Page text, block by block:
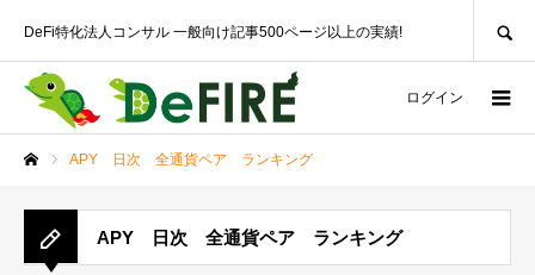
DeFi特化法人コンサル 一般向け記事500ページ以上の実績!
ログイン
APY 日次 全通貨ペア ランキング
APY 日次 全通貨ペア ランキング